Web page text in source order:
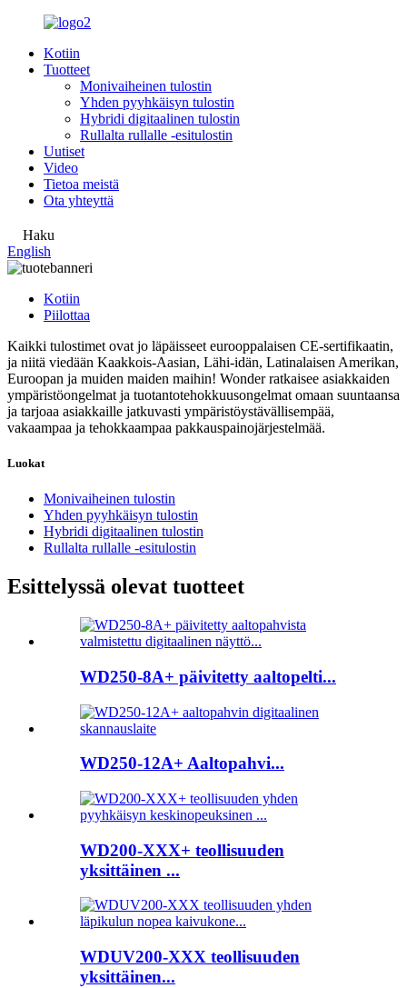
Kotiin
Tuotteet
Monivaiheinen tulostin
Yhden pyyhkäisyn tulostin
Hybridi digitaalinen tulostin
Rullalta rullalle -esitulostin
Uutiset
Video
Tietoa meistä
Ota yhteyttä
Haku
English
Kotiin
Piilottaa
Kaikki tulostimet ovat jo läpäisseet eurooppalaisen CE-sertifikaatin,
ja niitä viedään Kaakkois-Aasian, Lähi-idän, Latinalaisen Amerikan,
Euroopan ja muiden maiden maihin! Wonder ratkaisee asiakkaiden
ympäristöongelmat ja tuotantotehokkuusongelmat omaan suuntaansa
ja tarjoaa asiakkaille jatkuvasti ympäristöystävällisempää,
vakaampaa ja tehokkaampaa pakkauspainojärjestelmää.
Luokat
Monivaiheinen tulostin
Yhden pyyhkäisyn tulostin
Hybridi digitaalinen tulostin
Rullalta rullalle -esitulostin
Esittelyssä olevat tuotteet
WD250-8A+ päivitetty aaltopelti...
WD250-12A+ Aaltopahvi...
WD200-XXX+ teollisuuden
yksittäinen ...
WDUV200-XXX teollisuuden
yksittäinen...